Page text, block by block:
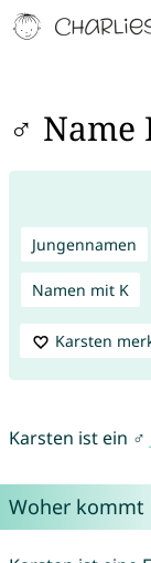
♂ Name
Jungennamen
Namen mit K
Karsten
Karsten ist ein ♂
Woher kommt